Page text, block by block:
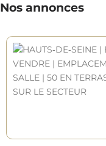
Nos annonces